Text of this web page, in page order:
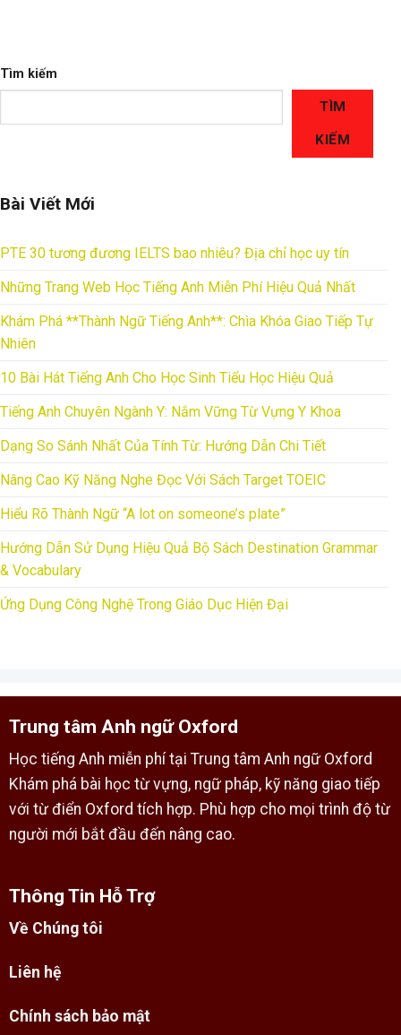
Tìm kiếm
TÌM
KIẾM
Bài Viết Mới
PTE 30 tương đương IELTS bao nhiêu? Địa chỉ học uy tín
Những Trang Web Học Tiếng Anh Miễn Phí Hiệu Quả Nhất
Khám Phá **Thành Ngữ Tiếng Anh**: Chìa Khóa Giao Tiếp Tự
Nhiên
10 Bài Hát Tiếng Anh Cho Học Sinh Tiểu Học Hiệu Quả
Tiếng Anh Chuyên Ngành Y: Nắm Vững Từ Vựng Y Khoa
Dạng So Sánh Nhất Của Tính Từ: Hướng Dẫn Chi Tiết
Nâng Cao Kỹ Năng Nghe Đọc Với Sách Target TOEIC
Hiểu Rõ Thành Ngữ “A lot on someone’s plate”
Hướng Dẫn Sử Dụng Hiệu Quả Bộ Sách Destination Grammar
& Vocabulary
Ứng Dụng Công Nghệ Trong Giáo Dục Hiện Đại
Trung tâm Anh ngữ Oxford
Học tiếng Anh miễn phí tại Trung tâm Anh ngữ Oxford
Khám phá bài học từ vựng, ngữ pháp, kỹ năng giao tiếp
với từ điển Oxford tích hợp. Phù hợp cho mọi trình độ từ
người mới bắt đầu đến nâng cao.
Thông Tin Hỗ Trợ
Về Chúng tôi
Liên hệ
Chính sách bảo mật